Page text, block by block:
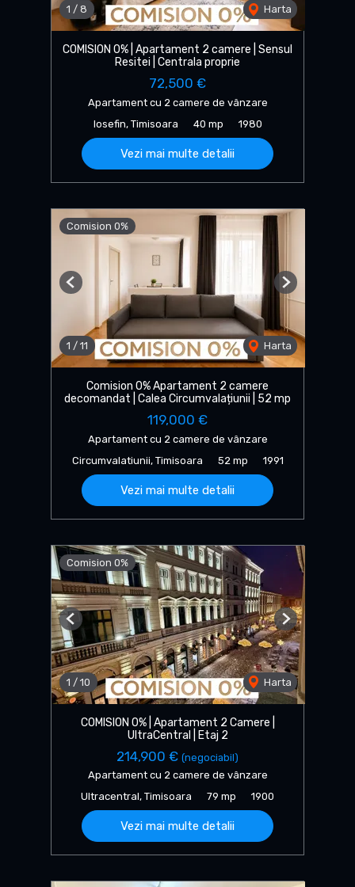
1 / 8 Harta
COMISION 0% | Apartament 2 camere | Sensul
Resitei | Centrala proprie
72,500 €
Apartament cu 2 camere de vânzare
Iosefin, Timisoara
40 mp 1980
Vezi mai multe detalii
Comision 0%
1 / 11 Harta
Previous Next
Comision 0% Apartament 2 camere
decomandat | Calea Circumvalațiunii | 52 mp
119,000 €
Apartament cu 2 camere de vânzare
Circumvalatiunii, Timisoara
52 mp 1991
Vezi mai multe detalii
Comision 0%
1 / 10 Harta
Previous Next
COMISION 0% | Apartament 2 Camere |
UltraCentral | Etaj 2
214,900 € (negociabil)
Apartament cu 2 camere de vânzare
Ultracentral, Timisoara
79 mp 1900
Vezi mai multe detalii